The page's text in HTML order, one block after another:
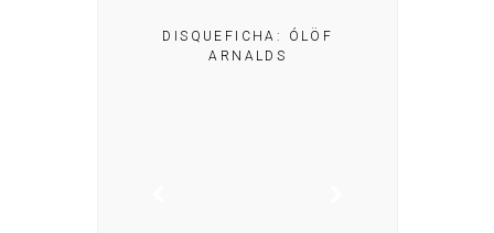
DISQUEFICHA: ÓLÖF
ARNALDS